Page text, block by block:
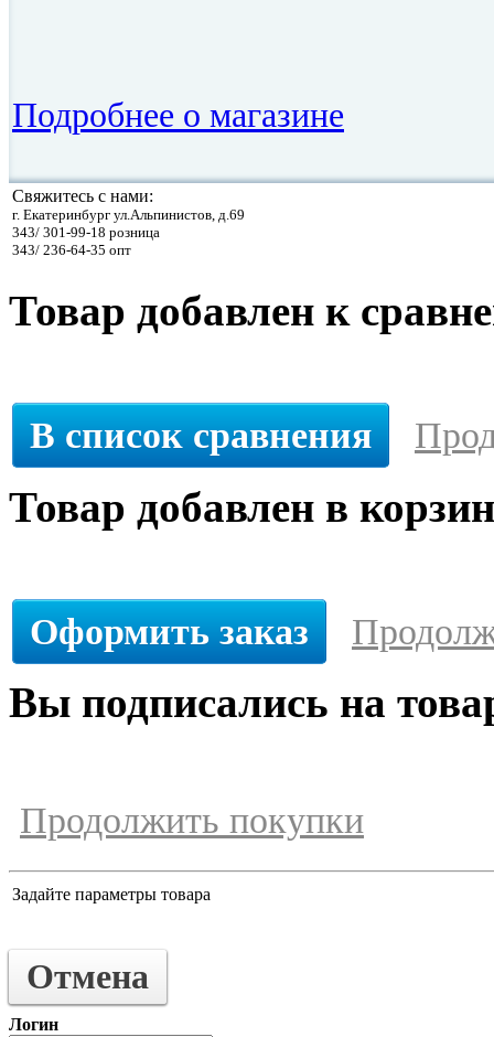
Подробнее о магазине
Свяжитесь с нами:
г. Екатеринбург ул.Альпинистов, д.69
343/ 301-99-18 розница
343/ 236-64-35 опт
Товар добавлен к
В список сравнения
Товар добавлен в
Оформить заказ
Вы подписались на
Продолжить покупки
Задайте параметры товара
Отмена
Логин